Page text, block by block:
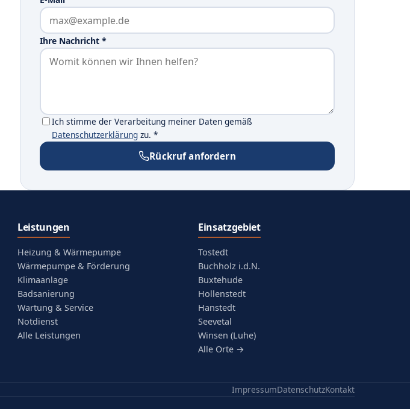
Ihre Nachricht *
Ich stimme der Verarbeitung meiner Daten gemäß
Datenschutzerklärung(öffnet in neuem Tab)
zu. *
Rückruf anfordern
Leistungen
Heizung & Wärmepumpe
Wärmepumpe & Förderung
Klimaanlage
Badsanierung
Wartung & Service
Notdienst
Alle Leistungen
Einsatzgebiet
Tostedt
Buchholz i.d.N.
Buxtehude
Hollenstedt
Hanstedt
Seevetal
Winsen (Luhe)
Alle Orte →
ImpressumDatenschutzKontakt